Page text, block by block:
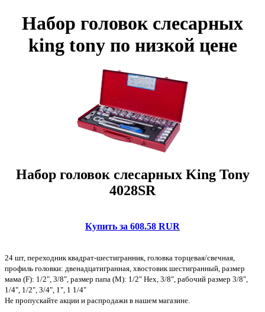
Набор головок слесарных
king tony по низкой цене
Набор головок слесарных King Tony
4028SR
Купить за 608.58 RUR
24 шт, переходник квадрат-шестигранник, головка торцевая/свечная,
профиль головки: двенадцатигранная, хвостовик шестигранный, размер
мама (F): 1/2", 3/8", размер папа (M): 1/2" Hex, 3/8", рабочий размер 3/8",
1/4", 1/2", 3/4", 1", 1 1/4"
Не пропускайте акции и распродажи в нашем магазине.